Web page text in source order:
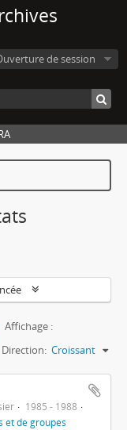
de session
Affichage :
Direction: Croissant
1985 - 1988
et de groupes